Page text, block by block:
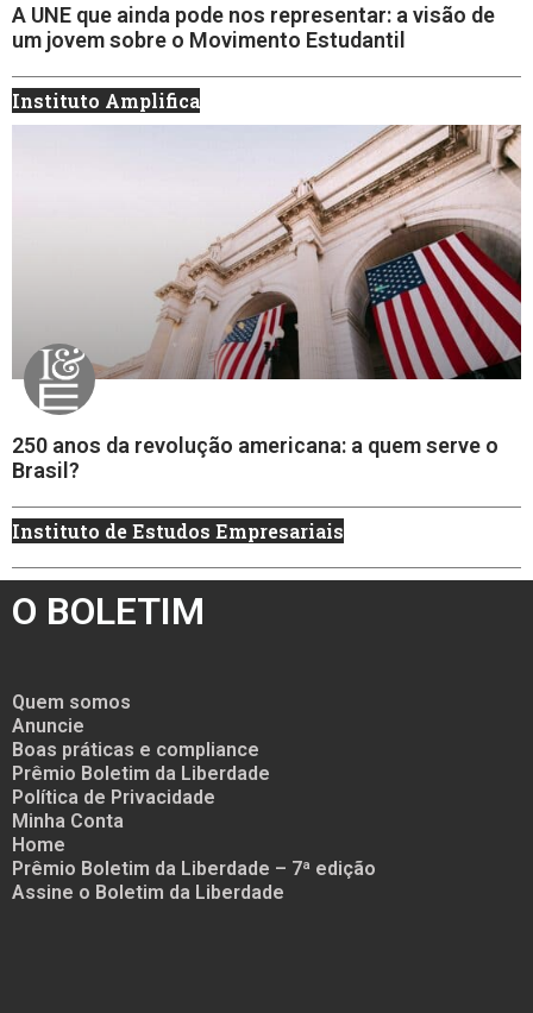
A UNE que ainda pode nos representar: a visão de
um jovem sobre o Movimento Estudantil
Instituto Amplifica
250 anos da revolução americana: a quem serve o
Brasil?
Instituto de Estudos Empresariais
O BOLETIM
Quem somos
Anuncie
Boas práticas e compliance
Prêmio Boletim da Liberdade
Política de Privacidade
Minha Conta
Home
Prêmio Boletim da Liberdade – 7ª edição
Assine o Boletim da Liberdade